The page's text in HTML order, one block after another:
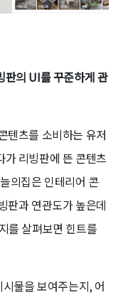
판의 UI를 꾸준하게 관
텐츠를 소비하는 유저
리빙판에 뜬 콘텐츠
의집은 인테리어 콘
판과 연관도가 높은데
를 살펴보면 힌트를
물을 보여주는지, 어